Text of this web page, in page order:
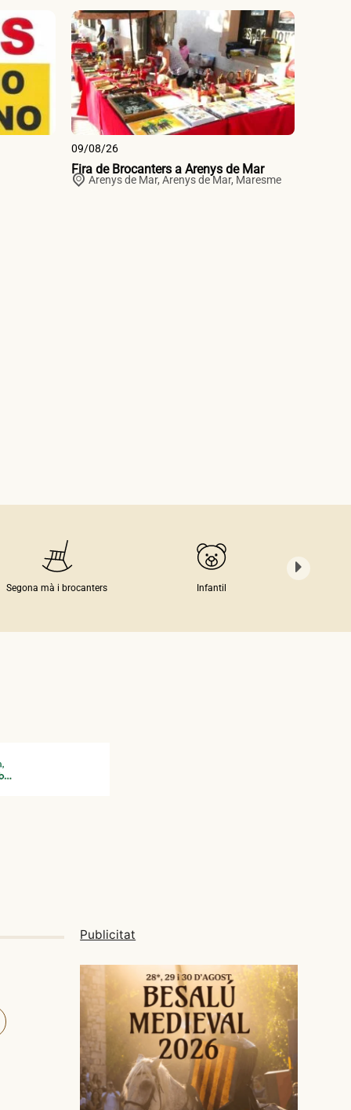
09/08/26
Fira de Brocanters a Arenys de Mar
Arenys de Mar, Arenys de Mar, Maresme
Segona mà i brocanters Infantil
Publicitat